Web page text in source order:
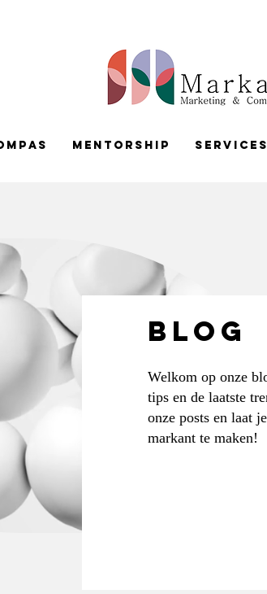
Mentorship services
BLOG
Welkom op onze
tips en de laatste
onze posts en laat
markant te maken!